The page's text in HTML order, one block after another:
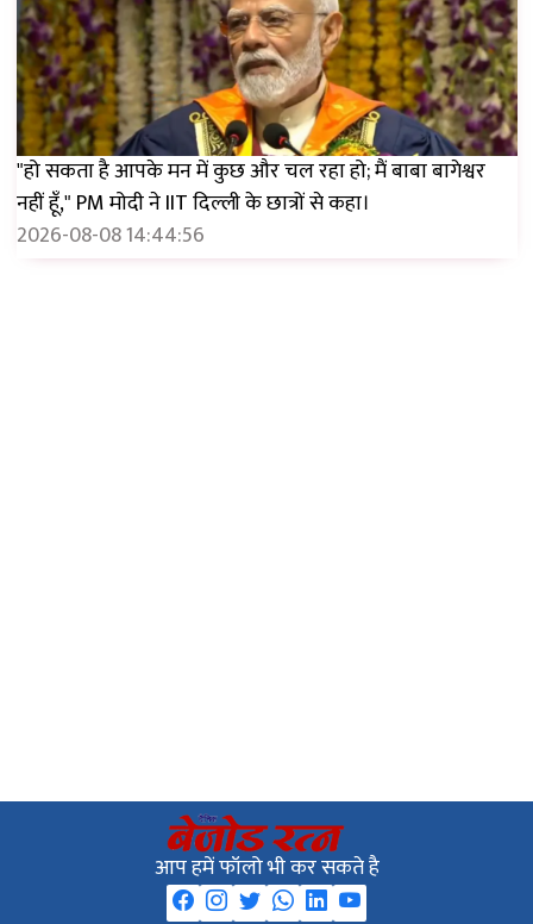
"हो सकता है आपके मन में कुछ और चल रहा हो; मैं बाबा बागेश्वर
नहीं हूँ," PM मोदी ने IIT दिल्ली के छात्रों से कहा।
2026-08-08 14:44:56
आप हमें फॉलो भी कर सकते है